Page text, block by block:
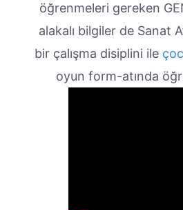
öğrenmeleri gereken
alakalı bilgiler de Sanat
bir çalışma disiplini ile
oyun form-atında